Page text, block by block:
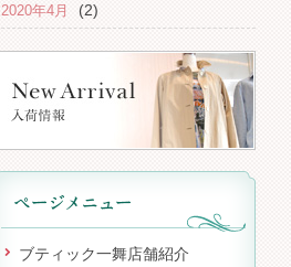
2020年4月 (2)
ブティック一舞店舗紹介